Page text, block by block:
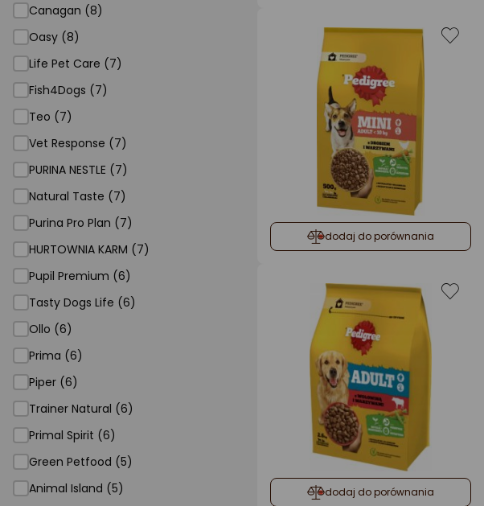
Canagan (8)
Oasy (8)
Life Pet Care (7)
Fish4Dogs (7)
Teo (7)
Vet Response (7)
PURINA NESTLE (7)
Natural Taste (7)
Purina Pro Plan (7)
HURTOWNIA KARM (7)
Pupil Premium (6)
Tasty Dogs Life (6)
Ollo (6)
Prima (6)
Piper (6)
Trainer Natural (6)
Primal Spirit (6)
Green Petfood (5)
Animal Island (5)
dodaj do porównania
dodaj do porównania